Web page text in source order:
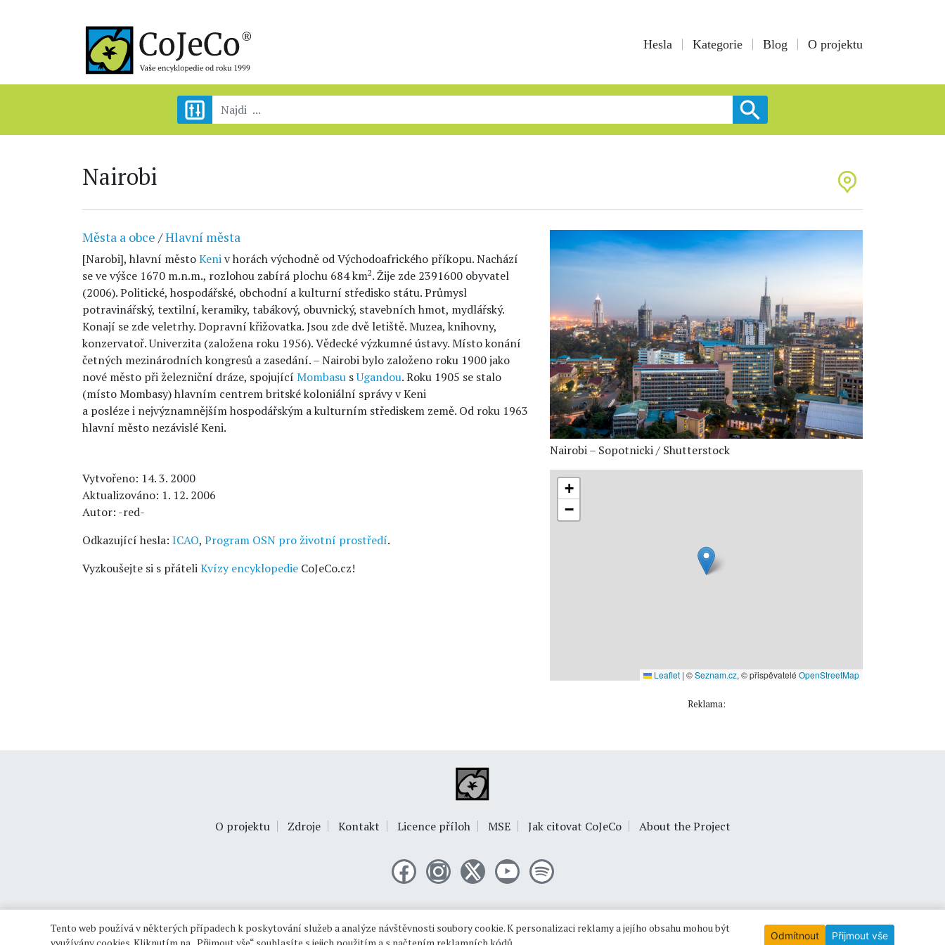
Hesla Kategorie Blog O projektu
Nairobi
Města a obce /Hlavní města
[Narobi], hlavní městoKeniv horách východně od Východoafrického příkopu. Nachází
se ve výšce 1670 m.n.m., rozlohou zabírá plochu 684 km2. Žije zde 2391600 obyvatel
(2006). Politické, hospodářské, obchodní a kulturní středisko státu. Průmysl
potravinářský, textilní, keramiky, tabákový, obuvnický, stavebních hmot, mydlářský.
Konají se zde veletrhy. Dopravní křižovatka. Jsou zde dvě letiště. Muzea, knihovny,
konzervatoř. Univerzita (založena roku 1956). Vědecké výzkumné ústavy. Místo konání
četných mezinárodních kongresů a zasedání. – Nairobi bylo založeno roku 1900 jako
nové město při železniční dráze, spojující Mombasu sUgandou. Roku 1905 se stalo
(místo Mombasy) hlavním centrem britské koloniální správy v Keni
a posléze i nejvýznamnějším hospodářským a kulturním střediskem země. Od roku 1963
hlavní město nezávislé Keni.
Vytvořeno: 14. 3. 2000
Aktualizováno: 1. 12. 2006
Autor: -red-
Odkazující hesla: ICAO, Program OSN pro životní prostředí.
Vyzkoušejte si s přáteliKvízy encyklopedie CoJeCo.cz!
Nairobi – Sopotnicki / Shutterstock
+
−
Leaflet | ©Seznam.cz, © přispěvatelé OpenStreetMap
Reklama:
O projektu Zdroje Kontakt Licence příloh MSE Jak citovat CoJeCo About the Project
Tento web používá v některých případech k poskytování služeb a analýze návštěvnosti soubory cookie. K personalizaci reklamy a jejího obsahu mohou být
Odmítnout Přijmout vše